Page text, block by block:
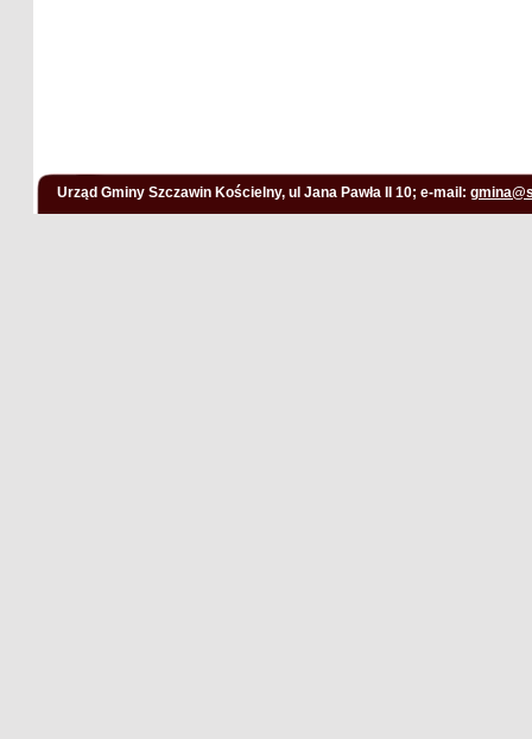
Urząd Gminy Szczawin Kościelny, ul Jana Pawła II 10; e-mail: